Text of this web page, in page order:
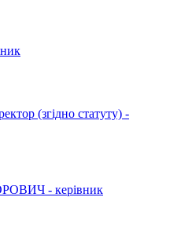
(згідно статуту) -
- керівник